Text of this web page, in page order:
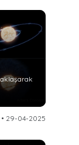
• 29-04-2025